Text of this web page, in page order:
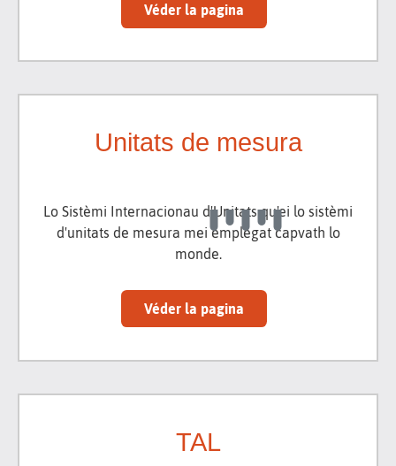
Véder la pagina
Unitats de mesura
Lo Sistèmi Internacionau d'Unitats qu'ei lo sistèmi
d'unitats de mesura mei emplegat capvath lo
monde.
Véder la pagina
TAL